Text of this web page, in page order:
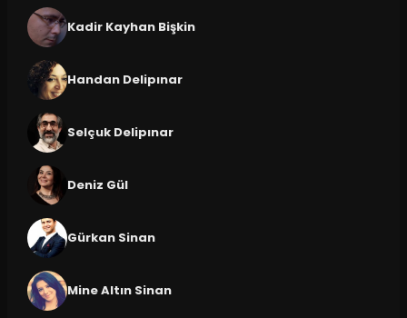
Kadir Kayhan Bişkin
Handan Delipınar
Selçuk Delipınar
Deniz Gül
Gürkan Sinan
Mine Altın Sinan